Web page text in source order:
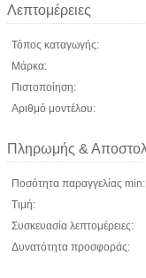
Λεπτομέρειες
Τόπος καταγωγής:
Μάρκα:
Πιστοποίηση:
Αριθμό μοντέλου:
Πληρωμής &
Ποσότητα παραγγελίας min:
Τιμή:
Συσκευασία λεπτομέρειες:
Δυνατότητα προσφοράς: